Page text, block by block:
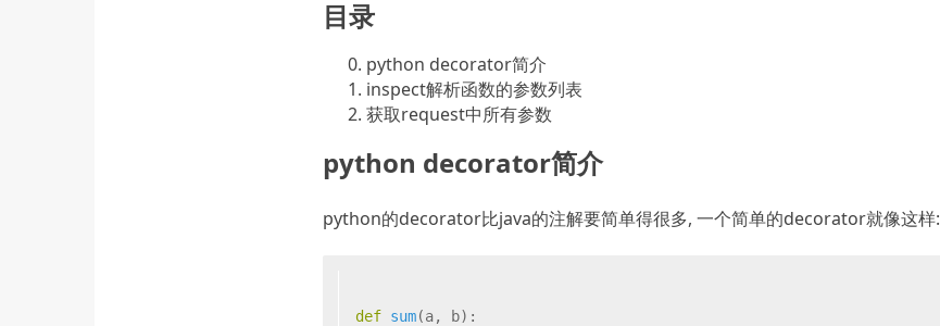
目录
python decorator简介
inspect解析函数的参数列表
获取request中所有参数
python decorator简介
python的decorator比java的注解要简单得很多, 一个简单的decorator就像这样:
def sum(a, b):